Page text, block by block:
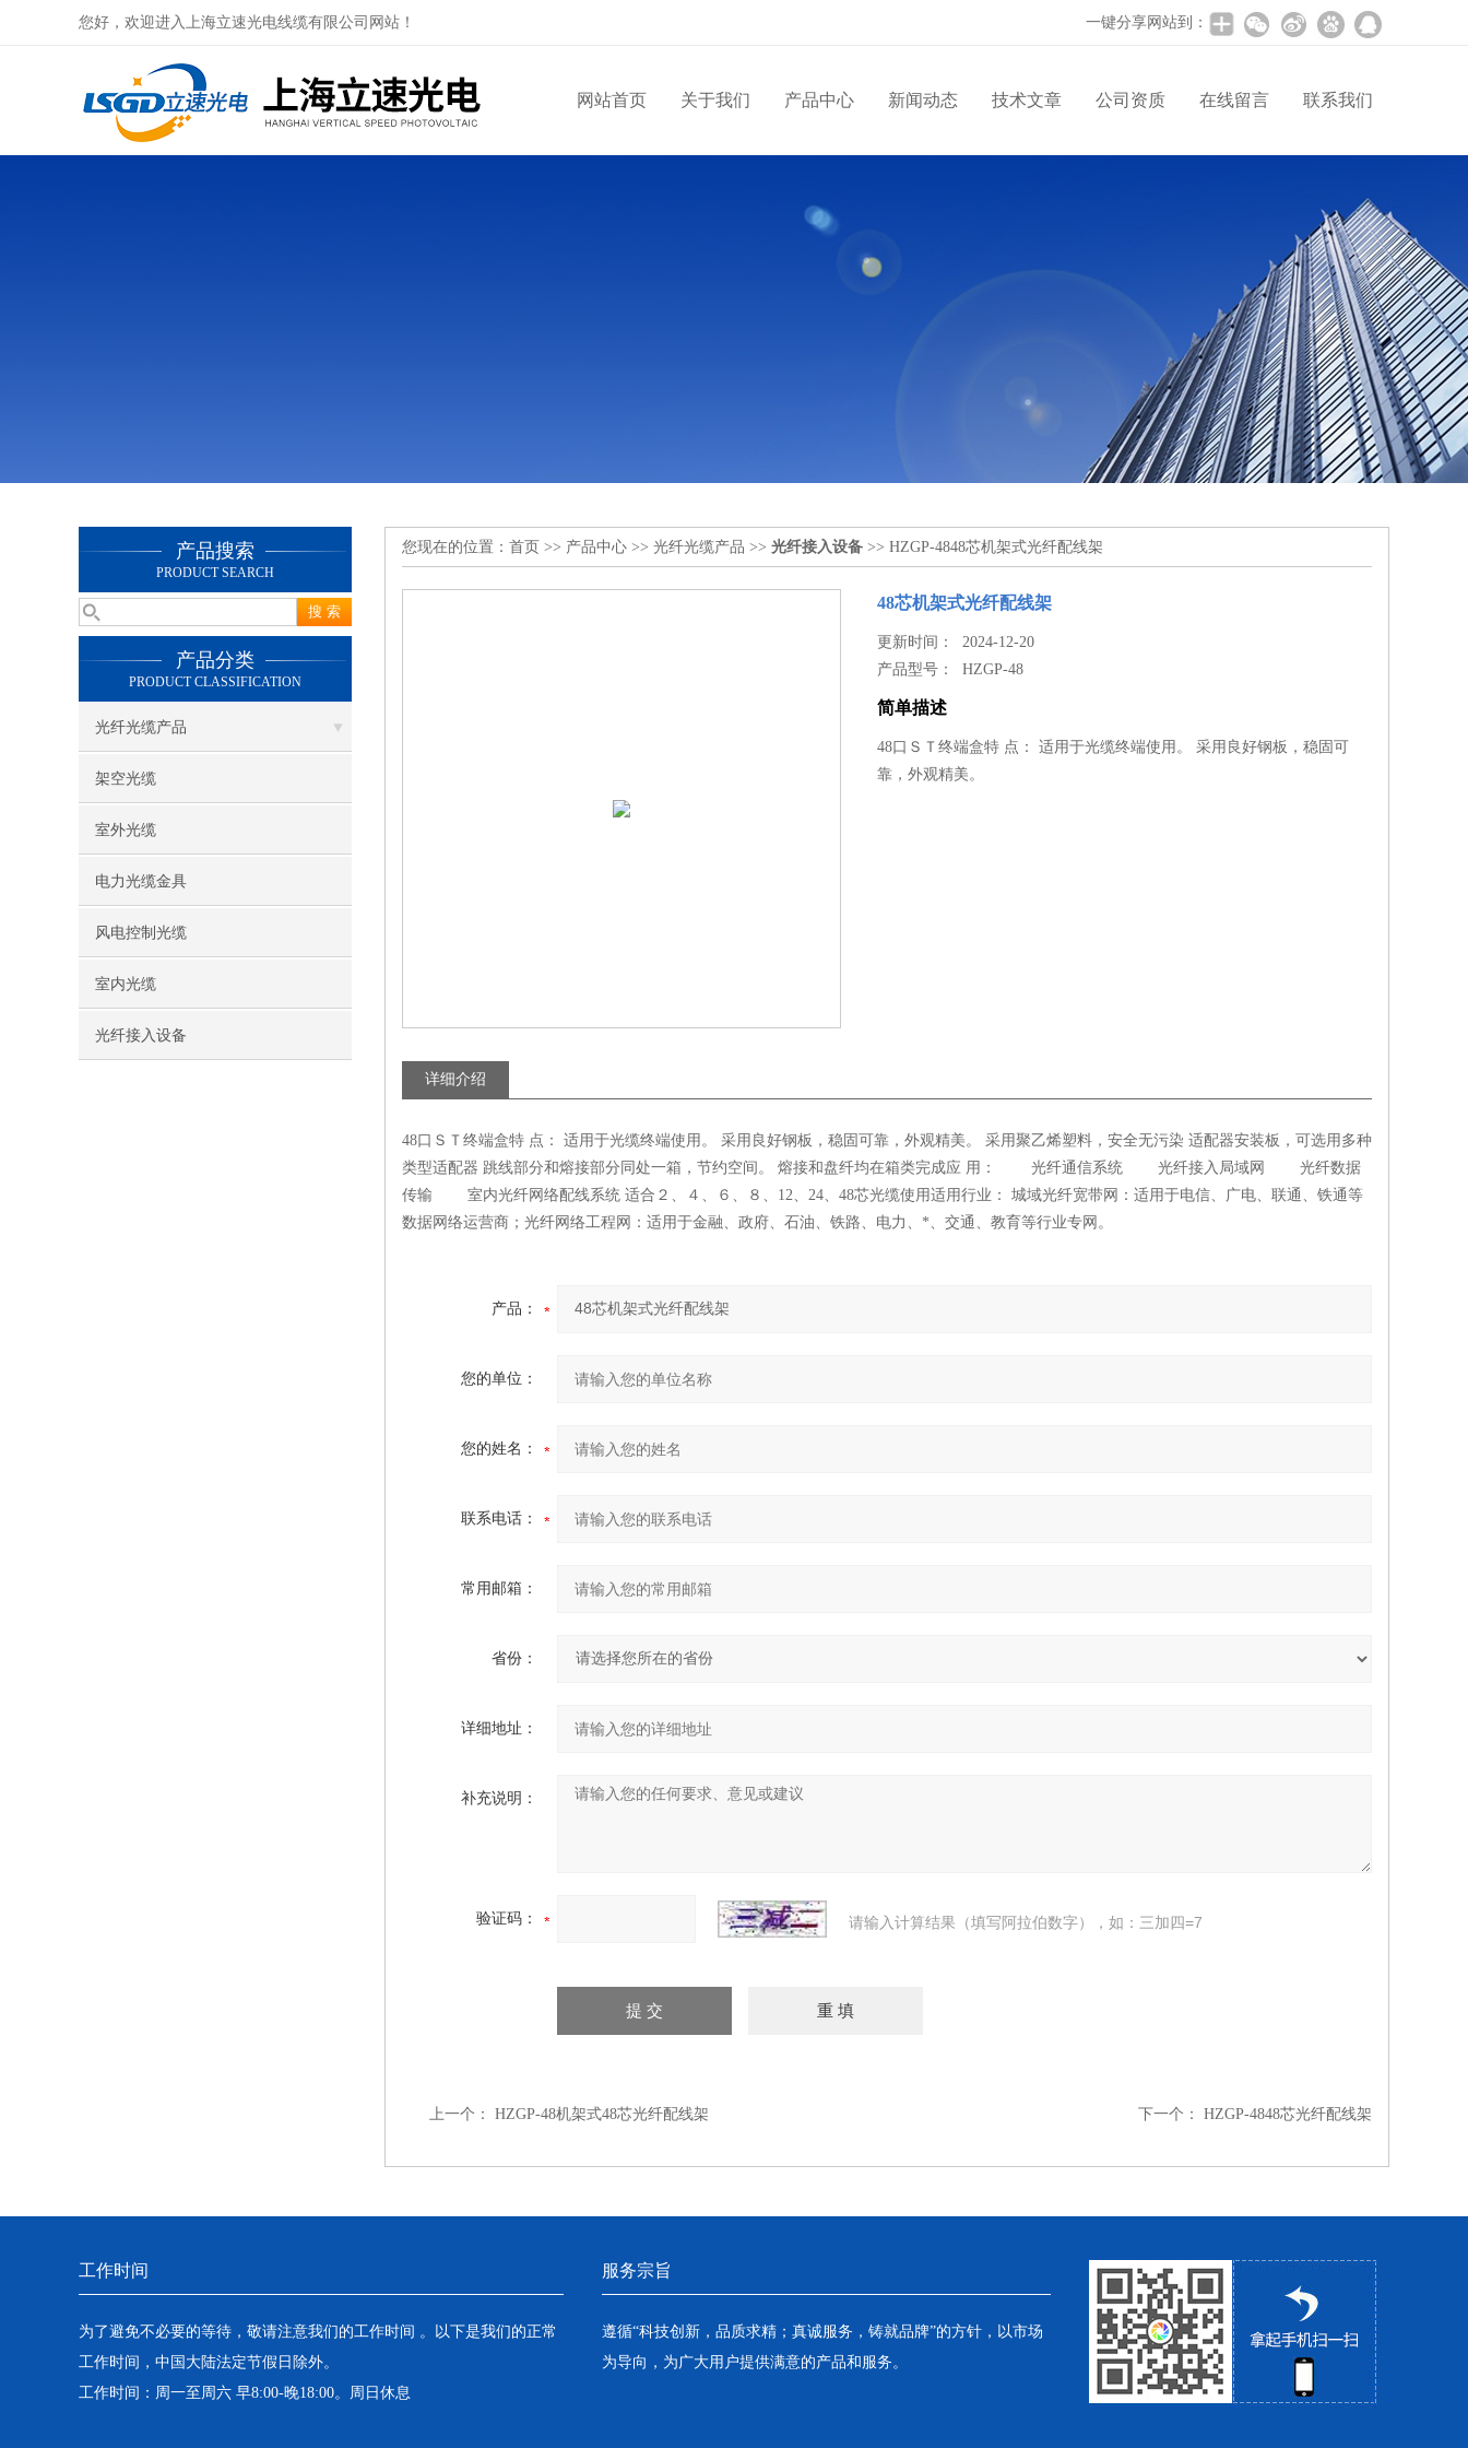
您好，欢迎进入上海立速光电线缆有限公司网站！ 一键分享网站到：
网站首页 关于我们 产品中心 新闻动态 技术文章 公司资质 在线留言 联系我们
产品搜索
PRODUCT SEARCH
产品分类
PRODUCT CLASSIFICATION
光纤光缆产品
架空光缆
室外光缆
电力光缆金具
风电控制光缆
室内光缆
光纤接入设备
您现在的位置： 首页 >> 产品中心 >> 光纤光缆产品 >> 光纤接入设备 >> HZGP-4848芯机架式光纤配线架
48芯机架式光纤配线架
更新时间： 2024-12-20
产品型号：HZGP-48
简单描述
48口ＳＴ终端盒特 点： 适用于光缆终端使用。 采用良好钢板，稳固可
靠，外观精美。
详细介绍
48口ＳＴ终端盒特 点： 适用于光缆终端使用。 采用良好钢板，稳固可靠，外观精美。 采用聚乙烯塑料，安全无污染 适配器安装板，可选用多种
类型适配器 跳线部分和熔接部分同处一箱，节约空间。 熔接和盘纤均在箱类完成应 用： 光纤通信系统 光纤接入局域网 光纤数据
传输 室内光纤网络配线系统 适合２、４、６、８、12、24、48芯光缆使用适用行业： 城域光纤宽带网：适用于电信、广电、联通、铁通等
数据网络运营商；光纤网络工程网：适用于金融、政府、石油、铁路、电力、*、交通、教育等行业专网。
产品：
您的单位：
您的姓名：
联系电话：
常用邮箱：
省份：
详细地址：
补充说明：
验证码： 请输入计算结果（填写阿拉伯数字），如：三加四=7
上一个： HZGP-48机架式48芯光纤配线架 下一个： HZGP-4848芯光纤配线架
工作时间
为了避免不必要的等待，敬请注意我们的工作时间 。以下是我们的正常
工作时间，中国大陆法定节假日除外。
工作时间：周一至周六 早8:00-晚18:00。周日休息
服务宗旨
遵循“科技创新，品质求精；真诚服务，铸就品牌”的方针，以市场
为导向，为广大用户提供满意的产品和服务。